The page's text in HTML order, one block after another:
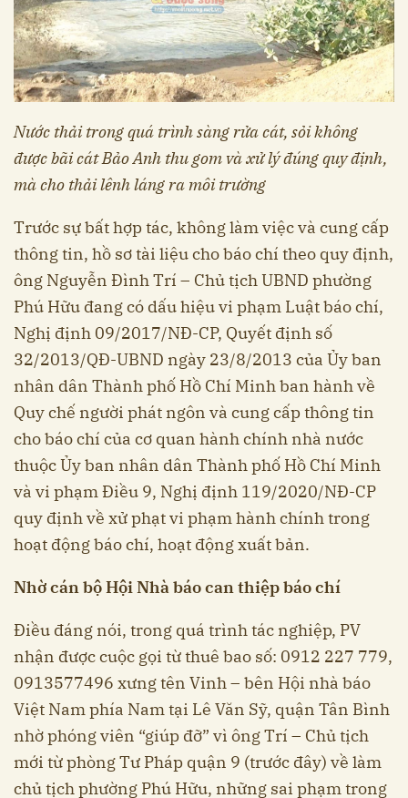
Nước thải trong quá trình sàng rửa cát, sỏi không
được bãi cát Bảo Anh thu gom và xử lý đúng quy định,
mà cho thải lênh láng ra môi trường
Trước sự bất hợp tác, không làm việc và cung cấp
thông tin, hồ sơ tài liệu cho báo chí theo quy định,
ông Nguyễn Đình Trí – Chủ tịch UBND phường
Phú Hữu đang có dấu hiệu vi phạm Luật báo chí,
Nghị định 09/2017/NĐ-CP, Quyết định số
32/2013/QĐ-UBND ngày 23/8/2013 của Ủy ban
nhân dân Thành phố Hồ Chí Minh ban hành về
Quy chế người phát ngôn và cung cấp thông tin
cho báo chí của cơ quan hành chính nhà nước
thuộc Ủy ban nhân dân Thành phố Hồ Chí Minh
và vi phạm Điều 9, Nghị định 119/2020/NĐ-CP
quy định về xử phạt vi phạm hành chính trong
hoạt động báo chí, hoạt động xuất bản.
Nhờ cán bộ Hội Nhà báo can thiệp báo chí
Điều đáng nói, trong quá trình tác nghiệp, PV
nhận được cuộc gọi từ thuê bao số: 0912 227 779,
0913577496 xưng tên Vinh – bên Hội nhà báo
Việt Nam phía Nam tại Lê Văn Sỹ, quận Tân Bình
nhờ phóng viên “giúp đỡ” vì ông Trí – Chủ tịch
mới từ phòng Tư Pháp quận 9 (trước đây) về làm
chủ tịch phường Phú Hữu, những sai phạm trong